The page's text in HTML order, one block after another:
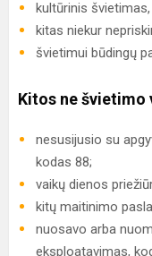
kultūrinis
kitas niekur
švietimui būdingų
Kitos ne švietimo
nesusijusio su
kodas 88;
vaikų dienos
kitų maitinimo
nuosavo arba
eksploatavimas,